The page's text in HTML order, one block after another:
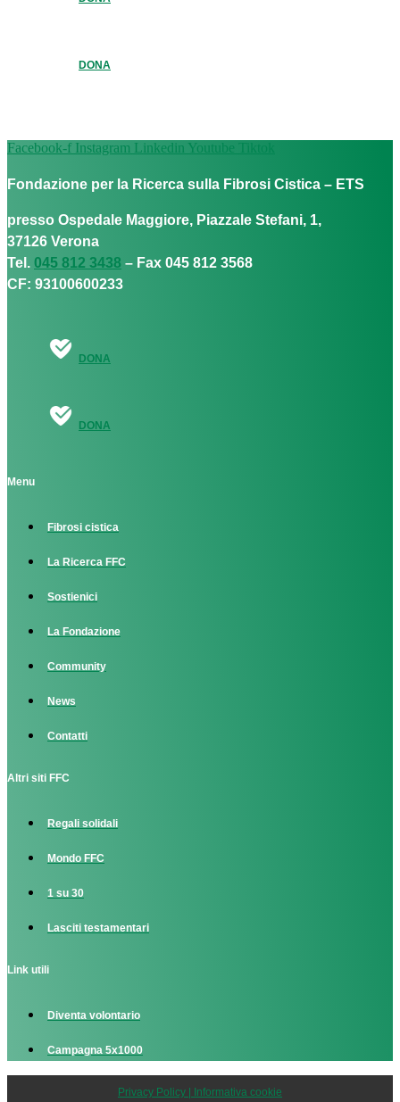
DONA
Facebook-f Instagram Linkedin Youtube Tiktok
Fondazione per la Ricerca sulla Fibrosi Cistica – ETS
presso Ospedale Maggiore, Piazzale Stefani, 1,
37126 Verona
Tel. 045 812 3438 – Fax 045 812 3568
CF: 93100600233
DONA
DONA
Menu
Fibrosi cistica
La Ricerca FFC
Sostienici
La Fondazione
Community
News
Contatti
Altri siti FFC
Regali solidali
Mondo FFC
1 su 30
Lasciti testamentari
Link utili
Diventa volontario
Campagna 5x1000
Privacy Policy | Informativa cookie